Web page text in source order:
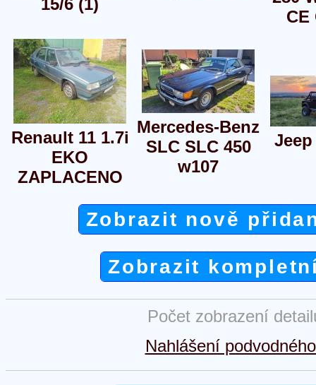
15/6 (1)
CE
Renault 11 1.7i
EKO
ZAPLACENO
Mercedes-Benz
SLC SLC 450
w107
Jeep
Zobrazit nově
Zobrazit
Počet zobrazení
Nahlášení